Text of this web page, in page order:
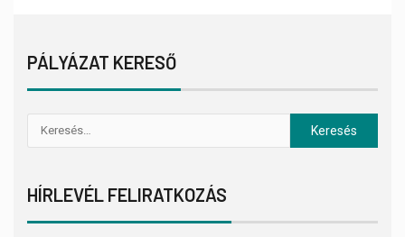
PÁLYÁZAT KERESŐ
HÍRLEVÉL FELIRATKOZÁS